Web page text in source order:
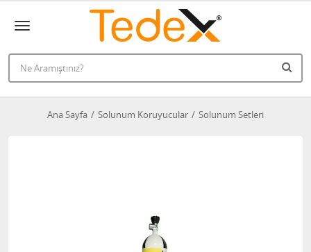
Ana Sayfa Solunum Koruyucular Solunum Setleri